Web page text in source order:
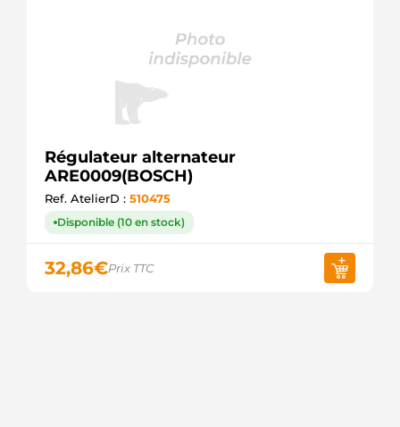
Régulateur alternateur
ARE0009(BOSCH)
Ref. AtelierD : 510475
Disponible (10 en stock)
32,86€Prix TTC